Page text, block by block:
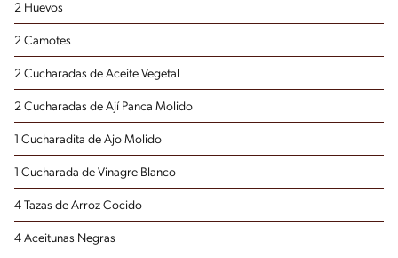
2 Huevos
2 Camotes
2 Cucharadas de Aceite Vegetal
2 Cucharadas de Ají Panca Molido
1 Cucharadita de Ajo Molido
1 Cucharada de Vinagre Blanco
4 Tazas de Arroz Cocido
4 Aceitunas Negras